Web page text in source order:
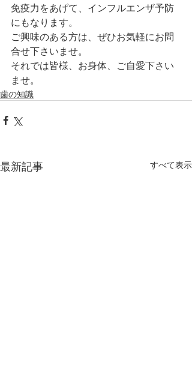
免疫力をあげて、インフルエンザ予防
にもなります。
ご興味のある方は、ぜひお気軽にお問
合せ下さいませ。
それでは皆様、お身体、ご自愛下さい
ませ。
歯の知識
最新記事 すべて表示